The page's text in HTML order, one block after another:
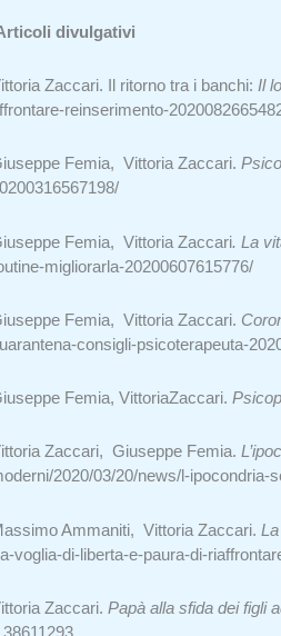
divulgativi
Zaccari. Il ritorno tra i banchi: Il
reinserimento-
Femia, Vittoria Zaccari.
Femia, Vittoria Zaccari. La
migliorarla-20200607615776/
Femia, Vittoria Zaccari.
consigli-psicoterapeuta-
Femia, VittoriaZaccari.
Zaccari, Giuseppe Femia.
2020/03/20/news/l-ipocondria-
Ammaniti, Vittoria Zaccari.
voglia-di-liberta-e-paura-di-
Zaccari. Papà alla sfida dei figli